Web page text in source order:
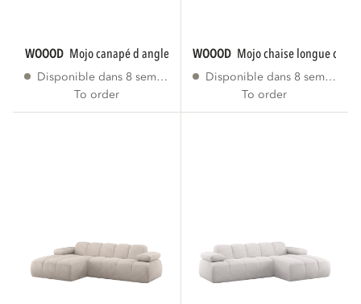
WOOOD mojo canapé d angle gauche bouclé...
Disponible dans 8 semaines
To order
WOOOD mojo chaise longue
Disponible dans 8 semaines
To order